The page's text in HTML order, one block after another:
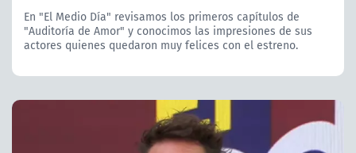
En "El Medio Día" revisamos los primeros capítulos de
"Auditoría de Amor" y conocimos las impresiones de sus
actores quienes quedaron muy felices con el estreno.